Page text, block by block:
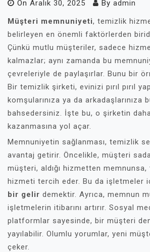
On Aralık 30, 2025 By admin
Müşteri memnuniyeti, temizlik
belirleyen en önemli faktörlerden
Çünkü mutlu müşteriler, sadece
kalmazlar; aynı zamanda bu
çevreleriyle de paylaşırlar. Bunu bir
Bir temizlik şirketi, evinizi pırıl pırıl
komşularınıza ya da arkadaşlarınıza
bahsedersiniz. İşte bu, o şirketin
kazanmasına yol açar.
Memnuniyetin sağlanması, temizlik
avantaj getirir. Öncelikle, müşteri
müşteri, aldığı hizmetten
hizmeti tercih eder. Bu da işletmeler
bir gelir demektir. Ayrıca, memnun
işletmelerin itibarını artırır. Sosyal
platformlar sayesinde, bir müşteri
yayılabilir. Olumlu yorumlar, yeni
çeker.